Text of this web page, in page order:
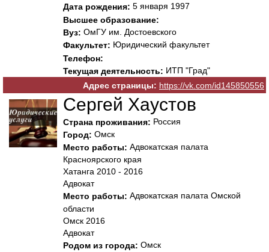
Дата рождения: 5 января 1997
Высшее образование:
Вуз: ОмГУ им. Достоевского
Факультет: Юридический факультет
Телефон:
Текущая деятельность: ИТП "Град"
Адрес страницы: https://vk.com/id145850556
Сергей Хаустов
Страна проживания: Россия
Город: Омск
Место работы: Адвокатская палата
Красноярского края
Хатанга 2010 - 2016
Адвокат
Место работы: Адвокатская палата Омской
области
Омск 2016
Адвокат
Родом из города: Омск